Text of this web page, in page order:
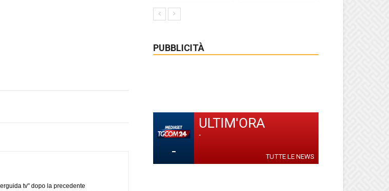
tv" dopo la precedente
PUBBLICITÀ
-
ULTIM'ORA
-
TUTTE LE NEWS